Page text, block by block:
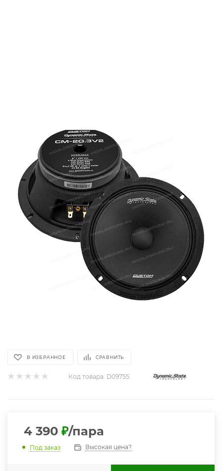
В ИЗБРАННОЕ СРАВНИТЬ
Код товара: D09755
4 390 ₽/пара
Под заказ Высокая цена?